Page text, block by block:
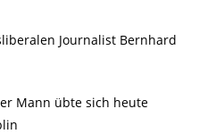
Journalist Bernhard
Mann übte sich heute